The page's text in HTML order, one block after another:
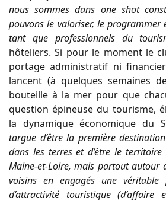
nous sommes dans one shot
pouvons le valoriser, le programmer
tant que professionnels du
hôteliers. Si pour le moment le
portage administratif ni
lancent (à quelques semaines
bouteille à la mer pour que
question épineuse du tourisme,
la dynamique économique du
targue d’être la première
dans les terres et d’être le
Maine-et-Loire, mais partout autour
voisins en engagés une
d’attractivité touristique (d’affaire